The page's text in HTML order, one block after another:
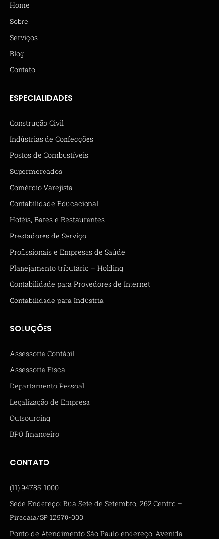
Home
Sobre
Serviços
Blog
Contato
ESPECIALIDADES
Construção Civil
Indústrias de Confecções
Postos de Combustíveis
Supermercados
Comércio Varejista
Contabilidade Educacional
Hotéis, Bares e Restaurantes
Prestadores de Serviço
Profissionais e Empresas de Saúde
Planejamento tributário – Holding
Contabilidade para Provedores de Internet
Contabilidade para Indústria
SOLUÇÕES
Assessoria Contábil
Assessoria Fiscal
Departamento Pessoal
Legalização de Empresa
Outsourcing
BPO financeiro
CONTATO
(11) 94785-1000
Sede Endereço: Rua Sete de Setembro, 262 Centro –
Piracaia/SP 12970-000
Ponto de Atendimento São Paulo endereço: Avenida